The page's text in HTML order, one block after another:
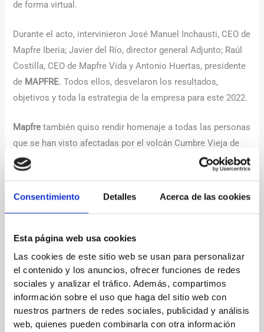
Consentimiento Detalles Acerca de las cookies
Esta página web usa cookies
Las cookies de este sitio web se usan para personalizar
el contenido y los anuncios, ofrecer funciones de redes
sociales y analizar el tráfico. Además, compartimos
información sobre el uso que haga del sitio web con
nuestros partners de redes sociales, publicidad y análisis
web, quienes pueden combinarla con otra información
de forma virtual.
Durante el acto, intervinieron José Manuel Inchausti, CEO de
Mapfre Iberia; Javier del Río, director general Adjunto; Raúl
Costilla, CEO de Mapfre Vida y Antonio Huertas, presidente
de MAPFRE. Todos ellos, desvelaron los resultados,
objetivos y toda la estrategia de la empresa para este 2022.
Mapfre también quiso rendir homenaje a todas las personas
que se han visto afectadas por el volcán Cumbre Vieja de
La Palma, mandando un mensaje de apoyo y ánimo en
especial a sus clientes, agentes y asesores que han sufrido
duras consecuencias a raíz de la erupción.
←Entrada anterior
Deja un comentario
Tu dirección de correo electrónico no será publicada. Los
campos obligatorios están marcados con*